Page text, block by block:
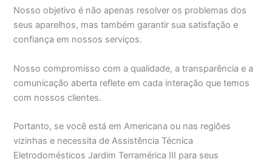
Nosso objetivo é não apenas resolver os problemas dos
seus aparelhos, mas também garantir sua satisfação e
confiança em nossos serviços.
Nosso compromisso com a qualidade, a transparência e a
comunicação aberta reflete em cada interação que temos
com nossos clientes.
Portanto, se você está em Americana ou nas regiões
vizinhas e necessita de Assistência Técnica
Eletrodomésticos Jardim Terramérica III para seus